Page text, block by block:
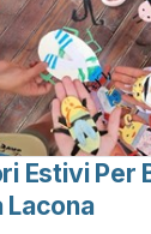
Estivi Per
Lacona